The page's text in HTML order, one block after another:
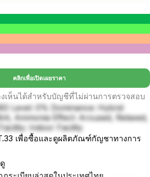
คลิกเพื่อเปิดเผยราคา
เห็นได้สำหรับบัญชีที่ไม่ผ่านการตรวจสอบ
Level: 0% Dominance: Hybrid
Ammonia Effect: Aroused, Relaxed,
Indoor Facility
เพื่อซื้อและดูผลิตภัณฑ์กัญชาทางการ